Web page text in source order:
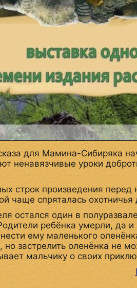
для Мамина-Сибиряка
ненавязчивые уроки
строк произведения перед
чаще спряталась
остался один в
ребёнка умерли, да
ему маленького
застрелить оленёнка не
мальчику о своих